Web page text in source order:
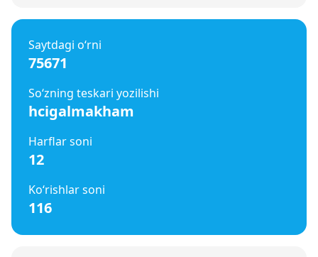
Saytdagi o‘rni
75671
So‘zning teskari yozilishi
hcigalmakham
Harflar soni
12
Ko‘rishlar soni
116